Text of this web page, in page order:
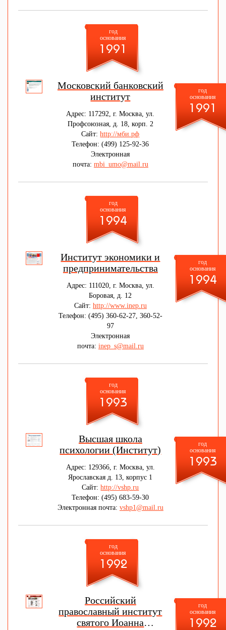
год
основания
1991
Московский банковский
институт
Адрес: 117292, г. Москва, ул.
Профсоюзная, д. 18, корп. 2
Сайт:http://мби.рф
Телефон: (499) 125-92-36
Электронная
почта: mbi_umo@mail.ru
год
основания
1991
год
основания
1994
Институт экономики и
предпринимательства
Адрес: 111020, г. Москва, ул.
Боровая, д. 12
Сайт: http://www.inep.ru
Телефон: (495) 360-62-27, 360-52-
97
Электронная
почта: inep_s@mail.ru
год
основания
1994
год
основания
1993
Высшая школа
психологии (Институт)
Адрес: 129366, г. Москва, ул.
Ярославская д. 13, корпус 1
Сайт:http://vshp.ru
Телефон: (495) 683-59-30
Электронная почта: vshp1@mail.ru
год
основания
1993
год
основания
1992
Российский
православный институт
святого Иоанна
год
основания
1992